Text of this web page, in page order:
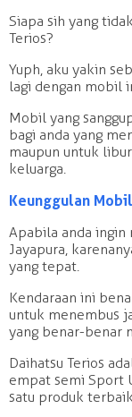
Siapa sih yang
Terios?
Yuph, aku yakin
lagi dengan mobil
Mobil yang
bagi anda yang
maupun untuk
keluarga.
Keunggulan
Apabila anda ingin
Jayapura,
yang tepat.
Kendaraan ini
untuk menembus
yang benar-benar
Daihatsu Terios
empat semi Sport
satu produk